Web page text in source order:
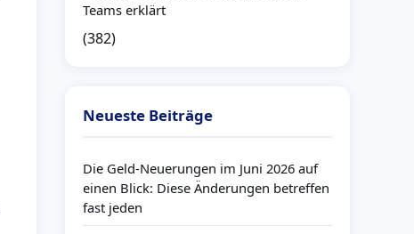
Teams erklärt
(382)
Neueste Beiträge
Die Geld-Neuerungen im Juni 2026 auf
einen Blick: Diese Änderungen betreffen
fast jeden